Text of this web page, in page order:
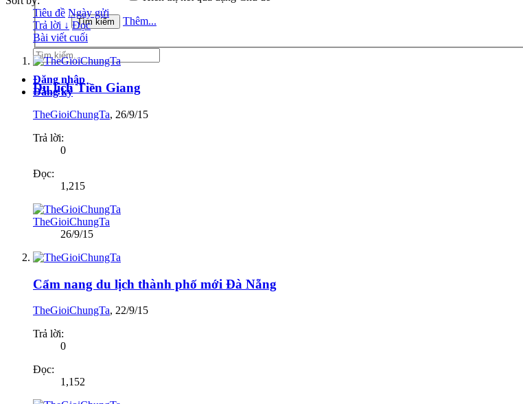
Thêm...
Đăng nhập
Đăng ký
Tiêu đề Ngày gửi
Trả lời ↓ Đọc
Bài viết cuối
Du lịch Tiền Giang
TheGioiChungTa, 26/9/15
Trả lời:
0
Đọc:
1,215
TheGioiChungTa
26/9/15
Cẩm nang du lịch thành phố mới Đà Nẵng
TheGioiChungTa, 22/9/15
Trả lời:
0
Đọc:
1,152